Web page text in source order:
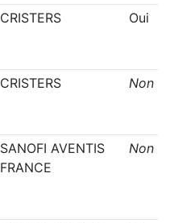
CRISTERS Oui
CRISTERS Non
SANOFI AVENTIS
FRANCE
Non